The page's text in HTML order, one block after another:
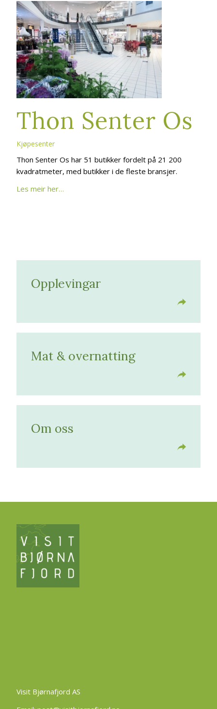
Thon Senter Os
Kjøpesenter
Thon Senter Os har 51 butikker fordelt på 21 200
kvadratmeter, med butikker i de fleste bransjer.
Les meir her…
Opplevingar
Mat & overnatting
Om oss
Visit Bjørnafjord AS